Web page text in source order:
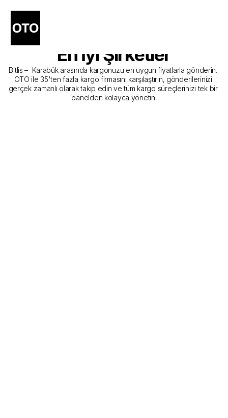
Bitlis - Karabük Kargo
Gönderim Hizmeti Sunan
En İyi Şirketler
Bitlis –  Karabük arasında kargonuzu en uygun fiyatlarla gönderin.
OTO ile 35'ten fazla kargo firmasını karşılaştırın, gönderilerinizi
gerçek zamanlı olarak takip edin ve tüm kargo süreçlerinizi tek bir
panelden kolayca yönetin.